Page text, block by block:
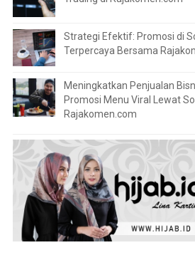
Strategi Efektif: Promosi di
Terpercaya Bersama
Meningkatkan Penjualan
Promosi Menu Viral Lewat
Rajakomen.com